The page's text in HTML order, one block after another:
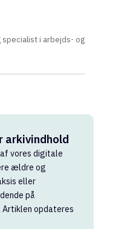
i arbejds- og
arkivindhold
vores digitale
ældre og
eller
på
opdateres